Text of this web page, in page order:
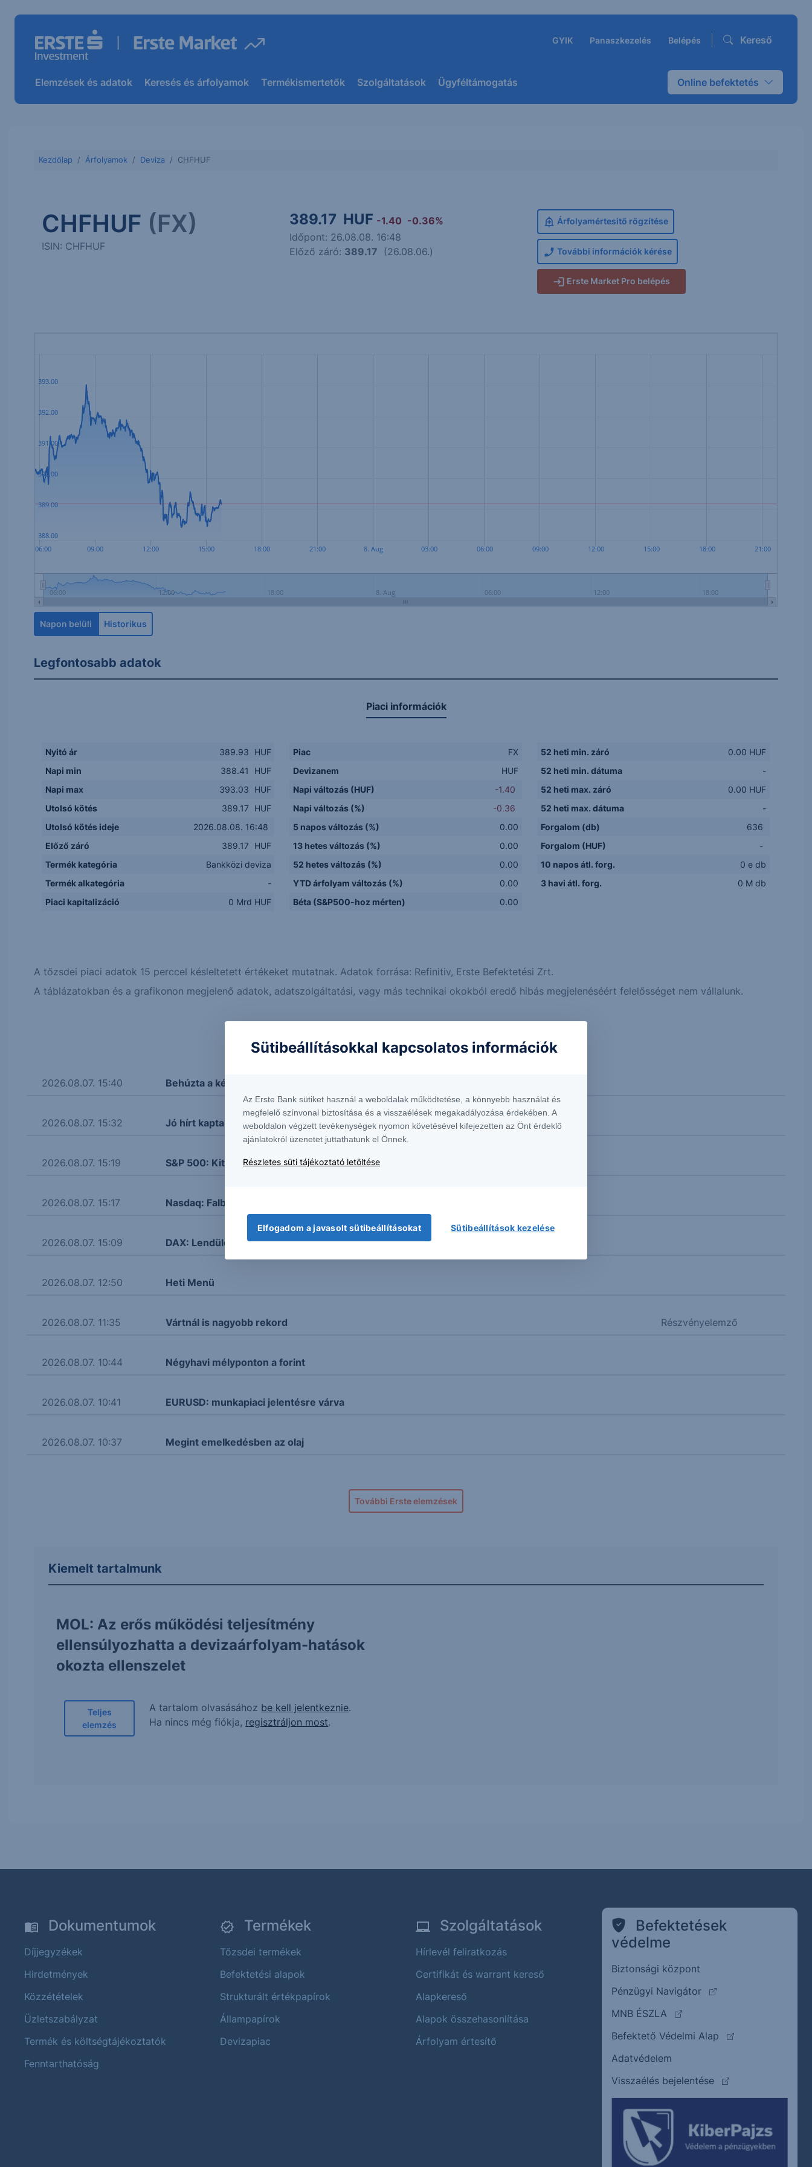
GYIK Panaszkezelés Belépés Kereső
Elemzések és adatok Keresés és árfolyamok Termékismertetők Szolgáltatások Ügyféltámogatás Online befektetés
Kezdőlap Árfolyamok Deviza CHFHUF
CHFHUF (FX)
ISIN: CHFHUF
389.17 HUF -1.40 -0.36%
Időpont: 26.08.08. 16:48
Előző záró: 389.17 (26.08.06.)
Árfolyamértesítő rögzítése
További információk kérése
Erste Market Pro belépés
06:00 09:00 12:00 15:00 18:00 21:00 8. Aug 03:00 06:00 09:00 12:00 15:00 18:00 21:00
06:00 12:00 18:00 8. Aug 06:00 12:00 18:00
388.00
389.00
390.00
391.00
392.00
393.00
Napon belüli Historikus
Legfontosabb adatok
Piaci információk
Nyitó ár 389.93
HUF
Napi min
388.41
HUF
Napi max
393.03
HUF
Utolsó kötés
389.17
HUF
Utolsó kötés ideje
2026.08.08. 16:48
Előző záró
389.17
HUF
Termék kategória
Bankközi deviza
Termék alkategória
-
Piaci kapitalizáció
0 Mrd HUF
Piac
FX
Devizanem
HUF
Napi változás (HUF)
-1.40
Napi változás (%)
-0.36
5 napos változás (%)
0.00
13 hetes változás (%)
0.00
52 hetes változás (%)
0.00
YTD árfolyam változás (%)
0.00
Béta (S&P500-hoz mérten)
0.00
52 heti min. záró
0.00 HUF
52 heti min. dátuma
-
52 heti max. záró
0.00 HUF
52 heti max. dátuma
-
Forgalom (db)
636
Forgalom (HUF)
-
10 napos átl. forg.
0 e db
3 havi átl. forg.
0 M db
A tőzsdei piaci adatok 15 perccel késleltetett értékeket mutatnak. Adatok forrása: Refinitiv, Erste Befektetési Zrt.
A táblázatokban és a grafikonon megjelenő adatok, adatszolgáltatási, vagy más technikai okokból eredő hibás megjelenéséért felelősséget nem vállalunk.
Erste elemzések Piaci hírek
2026.08.07. 15:40 Behúzta a kéziféket az amerikai munkaerőpiac
2026.08.07. 15:32 Jó hírt kaptak az amerikai napelemes vállalatok
2026.08.07. 15:19 S&P 500: Kitört
2026.08.07. 15:17 Nasdaq: Falba ütközött
2026.08.07. 15:09 DAX: Lendületbe jött
2026.08.07. 12:50 Heti Menü
2026.08.07. 11:35 Vártnál is nagyobb rekord Részvényelemző
2026.08.07. 10:44 Négyhavi mélyponton a forint
2026.08.07. 10:41 EURUSD: munkapiaci jelentésre várva
2026.08.07. 10:37 Megint emelkedésben az olaj
További Erste elemzések
Kiemelt tartalmunk
MOL: Az erős működési teljesítmény
ellensúlyozhatta a devizaárfolyam-hatások
okozta ellenszelet
Teljes
elemzés
A tartalom olvasásához be kell jelentkeznie.
Ha nincs még fiókja, regisztráljon most.
Dokumentumok
Díjjegyzékek
Hirdetmények
Közzétételek
Üzletszabályzat
Termék és költségtájékoztatók
Fenntarthatóság
Termékek
Tőzsdei termékek
Befektetési alapok
Strukturált értékpapírok
Állampapírok
Devizapiac
Szolgáltatások
Hírlevél feliratkozás
Certifikát és warrant kereső
Alapkereső
Alapok összehasonlítása
Árfolyam értesítő
Befektetések
védelme
Biztonsági központ
Pénzügyi Navigátor
(külső oldalra ugrik)
MNB ÉSZLA
(külső oldalra ugrik)
Befektető Védelmi Alap
(külső oldalra
Adatvédelem
Visszaélés bejelentése
(külső oldalra ugrik)
Sütibeállításokkal kapcsolatos információk
Az Erste Bank sütiket használ a weboldalak működtetése, a könnyebb használat és
megfelelő színvonal biztosítása és a visszaélések megakadályozása érdekében. A
weboldalon végzett tevékenységek nyomon követésével kifejezetten az Önt érdeklő
ajánlatokról üzenetet juttathatunk el Önnek.
Részletes süti tájékoztató letöltése
Elfogadom a javasolt sütibeállításokat Sütibeállítások kezelése